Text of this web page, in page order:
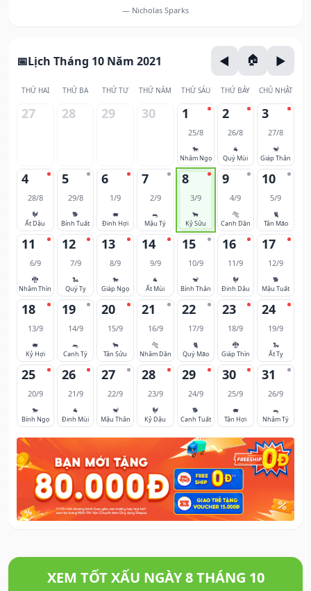
— Nicholas Sparks
Lịch Tháng 10 Năm 2021
THỨ HAI THỨ BA THỨ TƯ THỨ NĂM THỨ SÁU THỨ BẢY CHỦ NHẬT
27 28 29 30 1
25/8
🐎
Nhâm Ngọ
2
26/8
🐐
Quý Mùi
3
27/8
🐒
Giáp Thân
4
28/8
🐓
Ất Dậu
5
29/8
🐕
Bính Tuất
6
1/9
🐖
Đinh Hợi
7
2/9
🐀
Mậu Tý
8
3/9
🐂
Kỷ Sửu
9
4/9
🐅
Canh Dần
10
5/9
🐈
Tân Mão
11
6/9
🐉
Nhâm Thìn
12
7/9
🐍
Quý Tỵ
13
8/9
🐎
Giáp Ngọ
14
9/9
🐐
Ất Mùi
15
10/9
🐒
Bính Thân
16
11/9
🐓
Đinh Dậu
17
12/9
🐕
Mậu Tuất
18
13/9
🐖
Kỷ Hợi
19
14/9
🐀
Canh Tý
20
15/9
🐂
Tân Sửu
21
16/9
🐅
Nhâm Dần
22
17/9
🐈
Quý Mão
23
18/9
🐉
Giáp Thìn
24
19/9
🐍
Ất Tỵ
25
20/9
🐎
Bính Ngọ
26
21/9
🐐
Đinh Mùi
27
22/9
🐒
Mậu Thân
28
23/9
🐓
Kỷ Dậu
29
24/9
🐕
Canh Tuất
30
25/9
🐖
Tân Hợi
31
26/9
🐀
Nhâm Tý
XEM TỐT XẤU NGÀY 8 THÁNG 10